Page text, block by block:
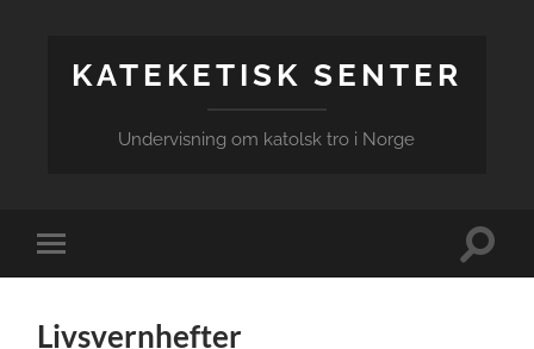
KATEKETISK SENTER
Undervisning om katolsk tro i Norge
Veksle
mobilmeny
Veksle
Livsvernhefter